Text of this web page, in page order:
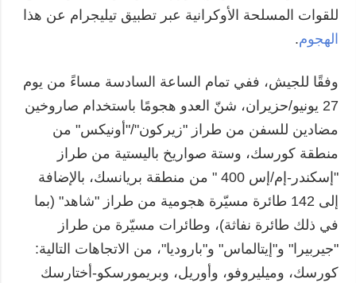
للقوات المسلحة الأوكرانية عبر تطبيق تيليجرام عن هذا
الهجوم.
وفقًا للجيش، ففي تمام الساعة السادسة مساءً من يوم
27 يونيو/حزيران، شنّ العدو هجومًا باستخدام صاروخين
مضادين للسفن من طراز "زيركون"/"أونيكس" من
منطقة كورسك، وستة صواريخ باليستية من طراز
"إسكندر-إم/إس 400 " من منطقة بريانسك، بالإضافة
إلى 142 طائرة مسيّرة هجومية من طراز "شاهد" (بما
في ذلك طائرة نفاثة)، وطائرات مسيّرة من طراز
"جيربيرا" و"إيتالماس" و"باروديا"، من الاتجاهات التالية:
كورسك، وميليروفو، وأوريل، وبريمورسكو-أختارسك